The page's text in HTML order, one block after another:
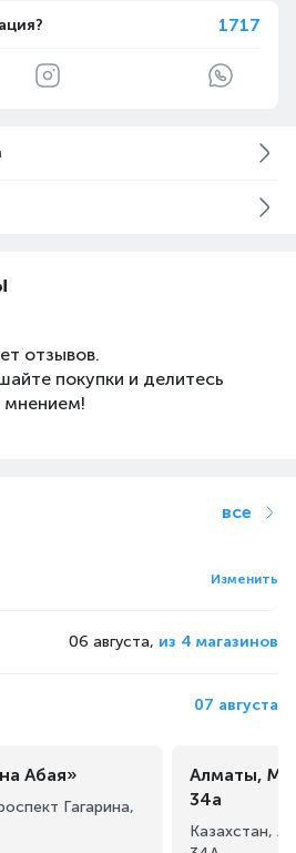
1717
отзывов.
покупки и делитесь
все
Изменить
06 августа, из 4 магазинов
07 августа
Абая»
Гагарина,
Алматы,
34а
Казахстан,